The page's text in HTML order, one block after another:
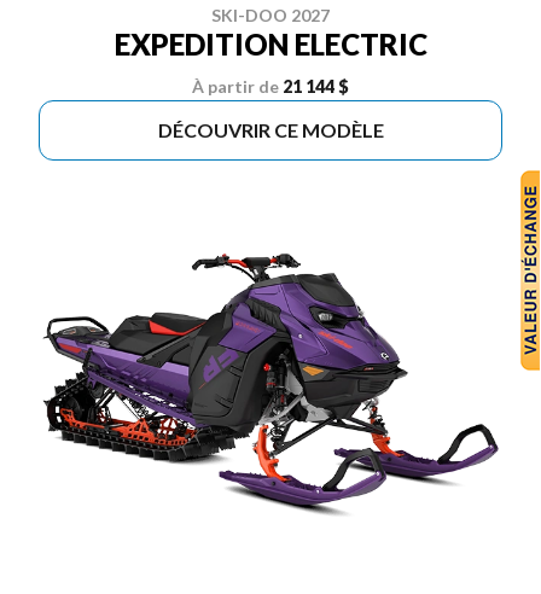
SKI-DOO 2027
EXPEDITION ELECTRIC
À partir de 21 144 $
DÉCOUVRIR CE MODÈLE